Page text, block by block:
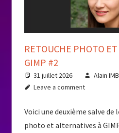
RETOUCHE PHOTO
GIMP #2
31 juillet 2026 Alain
Leave a comment
Voici une deuxième salve
photo et alternatives à